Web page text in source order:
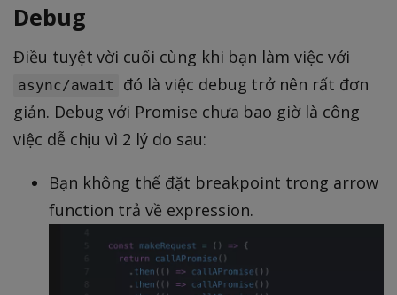
Debug
Điều tuyệt vời cuối cùng khi bạn làm việc với
async/await
đó là việc debug trở nên rất đơn
giản. Debug với Promise chưa bao giờ là công
việc dễ chịu vì 2 lý do sau:
Bạn không thể đặt breakpoint trong arrow
function trả về expression.